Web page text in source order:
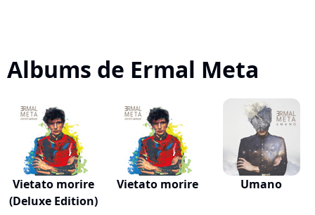
Albums de Ermal Meta
Vietato morire
(Deluxe Edition)
Vietato morire Umano